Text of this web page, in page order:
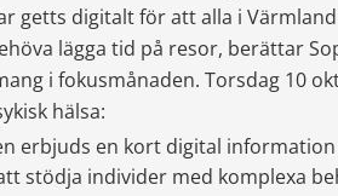
getts digitalt för att alla i
lägga tid på resor, berättar
i fokusmånaden. Torsdag 10
hälsa:
erbjuds en kort digital information
stödja individer med komplexa